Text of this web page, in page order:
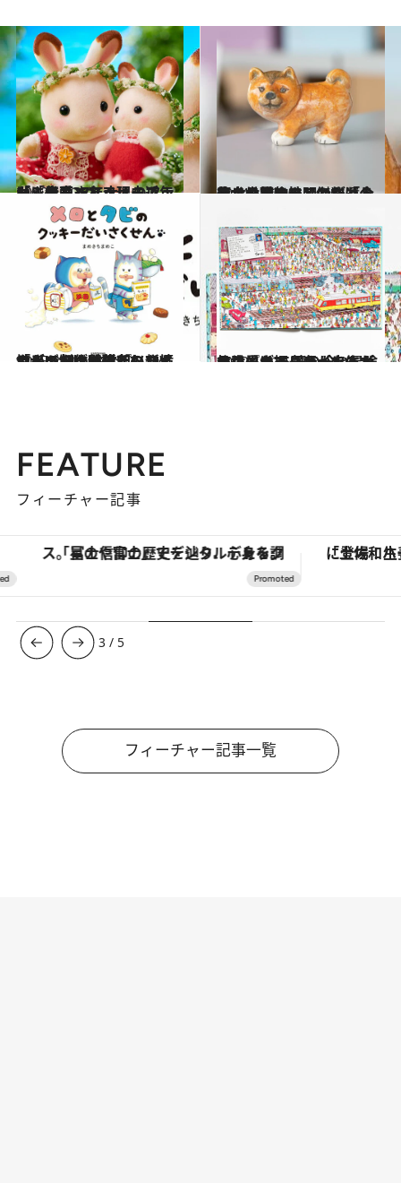
2022.11.28
「シルバニアファミリー」発売37年大人のファンにも愛される理由近年は「赤ちゃんシリーズ」が人気！
カルチャー 2024.11.30
《リサ・ラーソンが遺した、世界にひとつだけの柴犬の置物のこと》「今度こそ、きっと傑作を！」初めて明かされる彼女の職人性
カルチャー
2025.2.21
「きっかけは読者のコメントで…」まめきちまめこがギャグを封印し新境地へ!? 初の絵本『メロとタビのクッキーだいさくせん』制作秘話
カルチャー 2022.10.29
あの『ウォーリーをさがせ！』が35周年 全7作品、ウォーリーが歩んだ旅路とは？ 懐かしい冒険の世界を振り返ってみよう
カルチャー
FEATURE
フィーチャー記事
「星のや富士」でデジタルデトックス。冨士信仰の歴史を辿り、心身を調える。
3 / 5
フィーチャー記事一覧